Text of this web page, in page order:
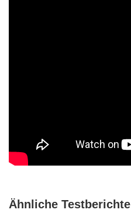
Ähnliche Testberichte